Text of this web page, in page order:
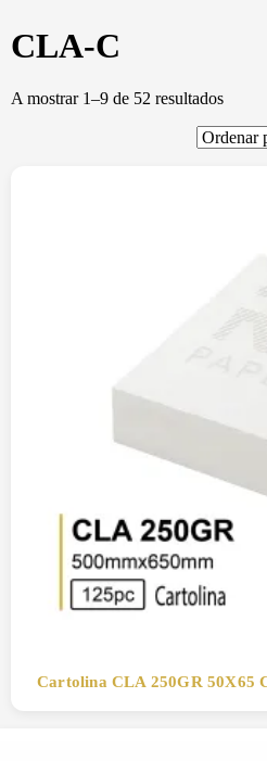
CLA-C
A mostrar 1–9 de 52 resultados
Cartolina CLA 250GR 50X65